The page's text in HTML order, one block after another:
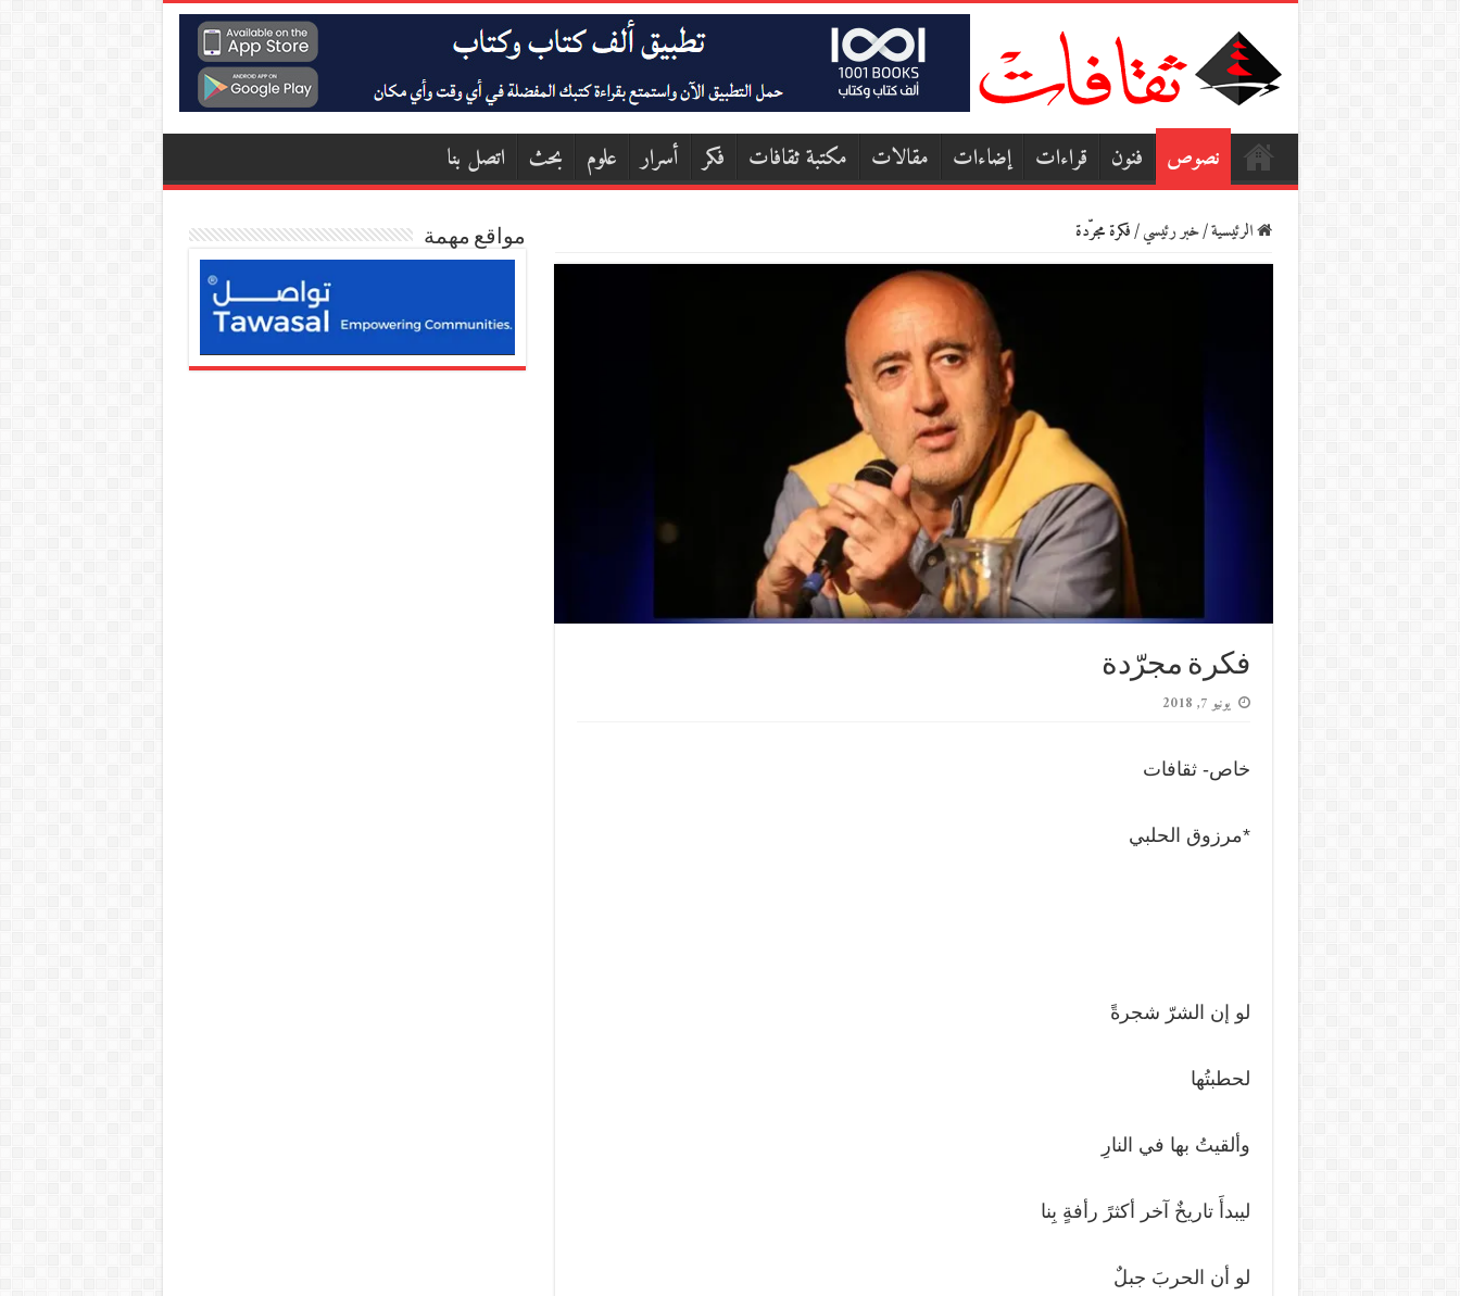
نصوص فنون قراءات إضاءات مقالات مكتبة ثقافات فكر أسرار علوم بحث اتصل بنا
الرئيسية/خبر رئيسي/فكرة مجرّدة
فكرة مجرّدة
يونيو 7, 2018
خاص- ثقافات
*مرزوق الحلبي
لو إن الشرّ شجرةً
لحطبتُها
وألقيتُ بها في النارِ
ليبدأَ تاريخٌ آخر أكثرً رأفةٍ بِنا
لو أن الحربَ جبلٌ
مواقع مهمة